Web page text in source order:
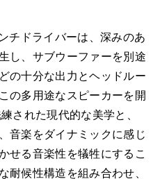
チドライバーは、深みのあ
し、サブウーファーを別途
の十分な出力とヘッドルー
の多用途なスピーカーを開
された現代的な美学と、
音楽をダイナミックに感じ
せる音楽性を犠牲にするこ
耐候性構造を組み合わせ、